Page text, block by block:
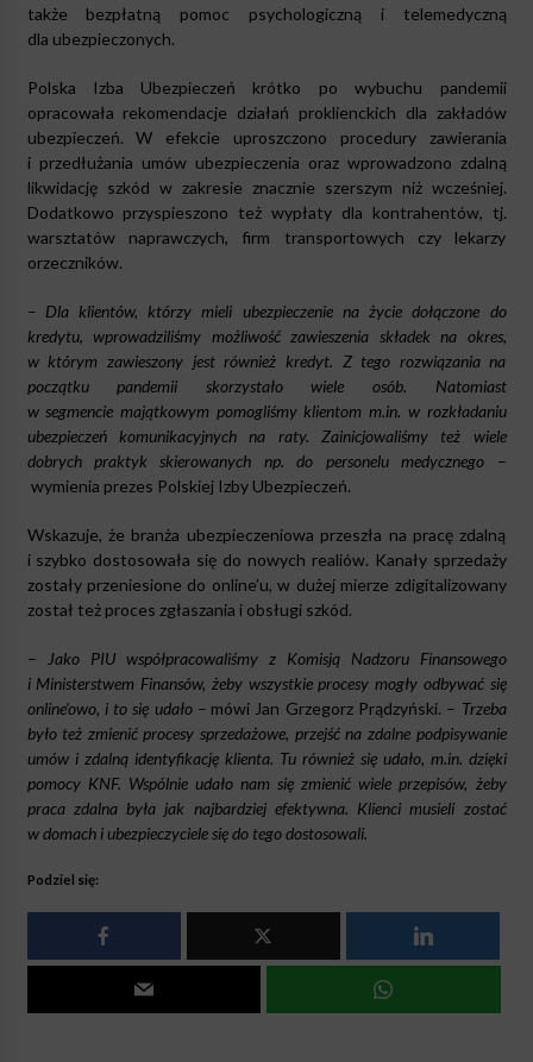
także bezpłatną pomoc psychologiczną i telemedyczną
dla ubezpieczonych.
Polska Izba Ubezpieczeń krótko po wybuchu pandemii
opracowała rekomendacje działań proklienckich dla zakładów
ubezpieczeń. W efekcie uproszczono procedury zawierania
i przedłużania umów ubezpieczenia oraz wprowadzono zdalną
likwidację szkód w zakresie znacznie szerszym niż wcześniej.
Dodatkowo przyspieszono też wypłaty dla kontrahentów, tj.
warsztatów naprawczych, firm transportowych czy lekarzy
orzeczników.
– Dla klientów, którzy mieli ubezpieczenie na życie dołączone do
kredytu, wprowadziliśmy możliwość zawieszenia składek na okres,
w którym zawieszony jest również kredyt. Z tego rozwiązania na
początku pandemii skorzystało wiele osób. Natomiast
w segmencie majątkowym pomogliśmy klientom m.in. w rozkładaniu
ubezpieczeń komunikacyjnych na raty. Zainicjowaliśmy też wiele
dobrych praktyk skierowanych np. do personelu medycznego –
wymienia prezes Polskiej Izby Ubezpieczeń.
Wskazuje, że branża ubezpieczeniowa przeszła na pracę zdalną
i szybko dostosowała się do nowych realiów. Kanały sprzedaży
zostały przeniesione do online’u, w dużej mierze zdigitalizowany
został też proces zgłaszania i obsługi szkód.
– Jako PIU współpracowaliśmy z Komisją Nadzoru Finansowego
i Ministerstwem Finansów, żeby wszystkie procesy mogły odbywać się
online’owo, i to się udało– mówi Jan Grzegorz Prądzyński. – Trzeba
było też zmienić procesy sprzedażowe, przejść na zdalne podpisywanie
umów i zdalną identyfikację klienta. Tu również się udało, m.in. dzięki
pomocy KNF. Wspólnie udało nam się zmienić wiele przepisów, żeby
praca zdalna była jak najbardziej efektywna. Klienci musieli zostać
w domach i ubezpieczyciele się do tego dostosowali.
Podziel się: